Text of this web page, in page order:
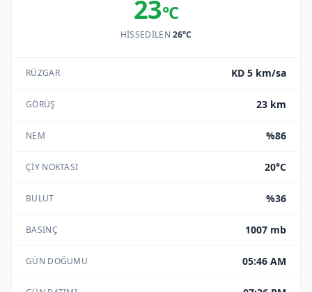
23°C
HISSEDILEN26°C
RÜZGAR KD 5 km/sa
GÖRÜŞ 23 km
NEM %86
ÇIY NOKTASI 20°C
BULUT %36
BASINÇ 1007 mb
GÜN DOĞUMU 05:46 AM